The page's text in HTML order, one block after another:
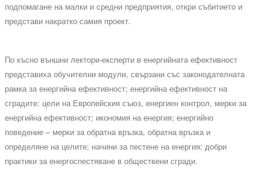
подпомагане на малки и средни предприятия, откри събитието и
представи накратко самия проект.
По късно външни лектори-експерти в енергийната ефективност
представиха обучителни модули, свързани със законодателната
рамка за енергийна ефективност; енергийна ефективност на
сградите: цели на Европейския съюз, енергиен контрол, мерки за
енергийна ефективност; икономия на енергия; енергийно
поведение – мерки за обратна връзка, обратна връзка и
определяне на целите; начини за пестене на енергия; добри
практики за енергоспестяване в обществени сгради.